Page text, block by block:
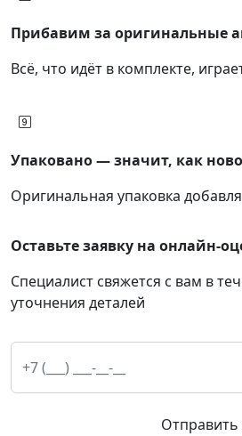
Прибавим за оригинальные
Всё, что идёт в комплекте,
Упаковано — значит, как
Оригинальная упаковка
Оставьте заявку на онлайн-
Специалист свяжется с вам в
уточнения деталей
Отправить